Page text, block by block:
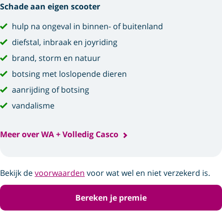
Schade aan eigen scooter
hulp na ongeval in binnen- of buitenland
diefstal, inbraak en joyriding
brand, storm en natuur
botsing met loslopende dieren
aanrijding of botsing
vandalisme
Meer over WA + Volledig Casco
Bekijk devoorwaarden voor wat wel en niet verzekerd is.
Bereken je premie